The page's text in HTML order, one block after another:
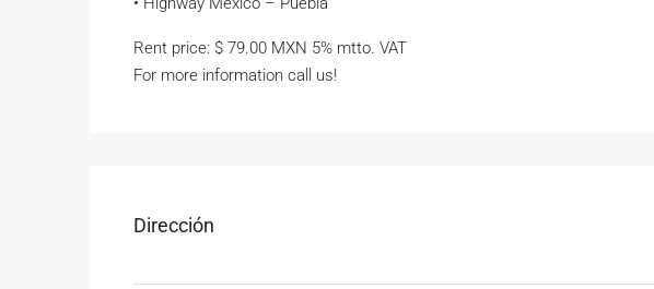
Rent price: $ 79.00 MXN 5% mtto. VAT
For more information call us!
Dirección